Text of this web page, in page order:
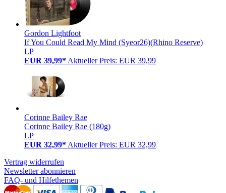
Gordon Lightfoot
If You Could Read My Mind (Syeor26)(Rhino Reserve)
LP
EUR 39,99* Aktueller Preis: EUR 39,99
Corinne Bailey Rae
Corinne Bailey Rae (180g)
LP
EUR 32,99* Aktueller Preis: EUR 32,99
Vertrag widerrufen
Newsletter abonnieren
FAQ- und Hilfethemen